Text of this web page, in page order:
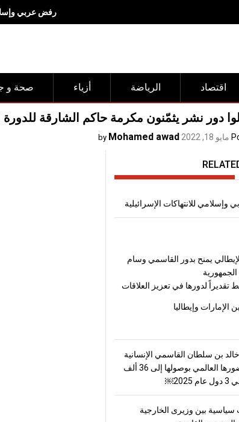
رفض عربي
صحة و أزياء الرياضة اقتصاد
نشر يثمّنون مكرمة حاكم الشارقة للدورة الـ13 من “الشارقة القرائي
مايو 18, 2022 by
Mohamed awad
للانتهاكات الإسرائيلية
يمنح بدور القاسمي وسام
تقديراً لدورها في تعزيز العلاقات
الإمارات وإيطاليا
بن سلطان القاسمي الإنسانية
ترسّخ حضورها العالمي بوصولها إلى 36 ألف
بين وزيرى الخارجية